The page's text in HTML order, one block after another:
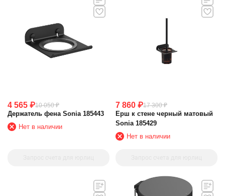
4 565 ₽10 050 ₽
Держатель фена Sonia 185443
Нет в наличии
7 860 ₽17 300 ₽
Ерш к стене черный матовый
Sonia 185429
Нет в наличии